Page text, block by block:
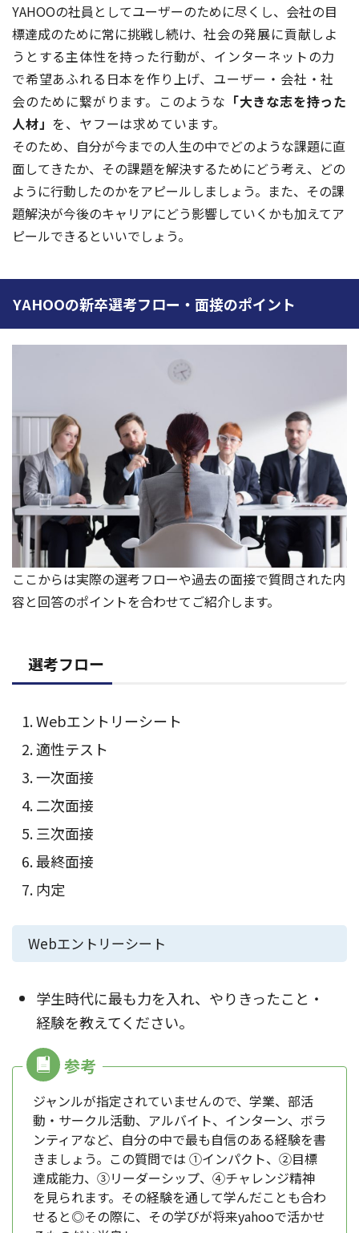
YAHOOの社員としてユーザーのために尽くし、会社の目
標達成のために常に挑戦し続け、 社会の発展に貢献しよ
うとする主体性を持った行動が、 インターネットの力
で希望あふれる日本を作り上げ、ユーザー・会社・社
会のために繋がります。このような 「大きな志を持った
人材」 を、ヤフーは求めています。
そのため、自分が今までの人生の中でどのような課題に直
面してきたか、その課題を解決するためにどう考え、どの
ように行動したのかをアピールしましょう。また、その課
題解決が今後のキャリアにどう影響していくかも加えてア
ピールできるといいでしょう。
YAHOOの新卒選考フロー・面接のポイント
ここからは実際の選考フローや過去の面接で質問された内
容と回答のポイントを合わせてご紹介します。
選考フロー
Webエントリーシート
適性テスト
一次面接
二次面接
三次面接
最終面接
内定
Webエントリーシート
学生時代に最も力を入れ、やりきったこと・
経験を教えてください。
ジャンルが指定されていませんので、学業、部活
動・サークル活動、アルバイト、インターン、ボラ
ンティアなど、自分の中で最も自信のある経験を書
きましょう。この質問では ①インパクト、②目標
達成能力、③リーダーシップ、④チャレンジ精神
を見られます。その経験を通して学んだことも合わ
せると◎その際に、その学びが将来yahooで活かせ